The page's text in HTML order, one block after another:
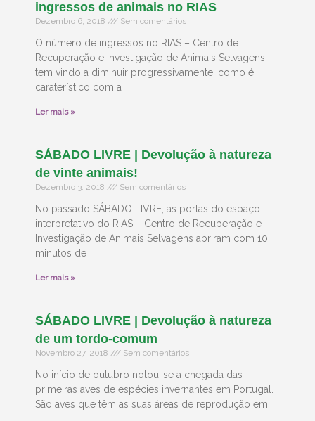
ingressos de animais no RIAS
Dezembro 6, 2018 Sem comentários
O número de ingressos no RIAS – Centro de
Recuperação e Investigação de Animais Selvagens
tem vindo a diminuir progressivamente, como é
caraterístico com a
Ler mais »
SÁBADO LIVRE | Devolução à natureza
de vinte animais!
Dezembro 3, 2018 Sem comentários
No passado SÁBADO LIVRE, as portas do espaço
interpretativo do RIAS – Centro de Recuperação e
Investigação de Animais Selvagens abriram com 10
minutos de
Ler mais »
SÁBADO LIVRE | Devolução à natureza
de um tordo-comum
Novembro 27, 2018 Sem comentários
No início de outubro notou-se a chegada das
primeiras aves de espécies invernantes em Portugal.
São aves que têm as suas áreas de reprodução em